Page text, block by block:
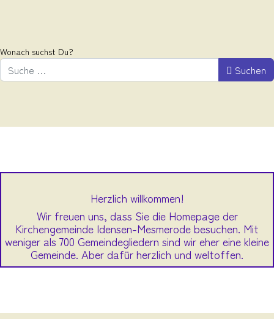
Wonach suchst Du?
Suchen
Herzlich willkommen!
Wir freuen uns, dass Sie die Homepage der
Kirchengemeinde Idensen-Mesmerode besuchen. Mit
weniger als 700 Gemeindegliedern sind wir eher eine kleine
Gemeinde. Aber dafür herzlich und weltoffen.